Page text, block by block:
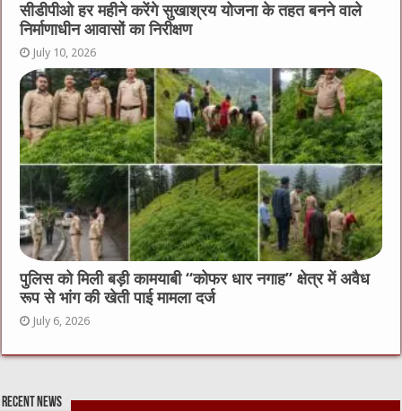
सीडीपीओ हर महीने करेंगे सुखाश्रय योजना के तहत बनने वाले
निर्माणाधीन आवासों का निरीक्षण
July 10, 2026
पुलिस को मिली बड़ी कामयाबी “कोफर धार नगाह” क्षेत्र में अवैध
रूप से भांग की खेती पाई मामला दर्ज
July 6, 2026
Recent News